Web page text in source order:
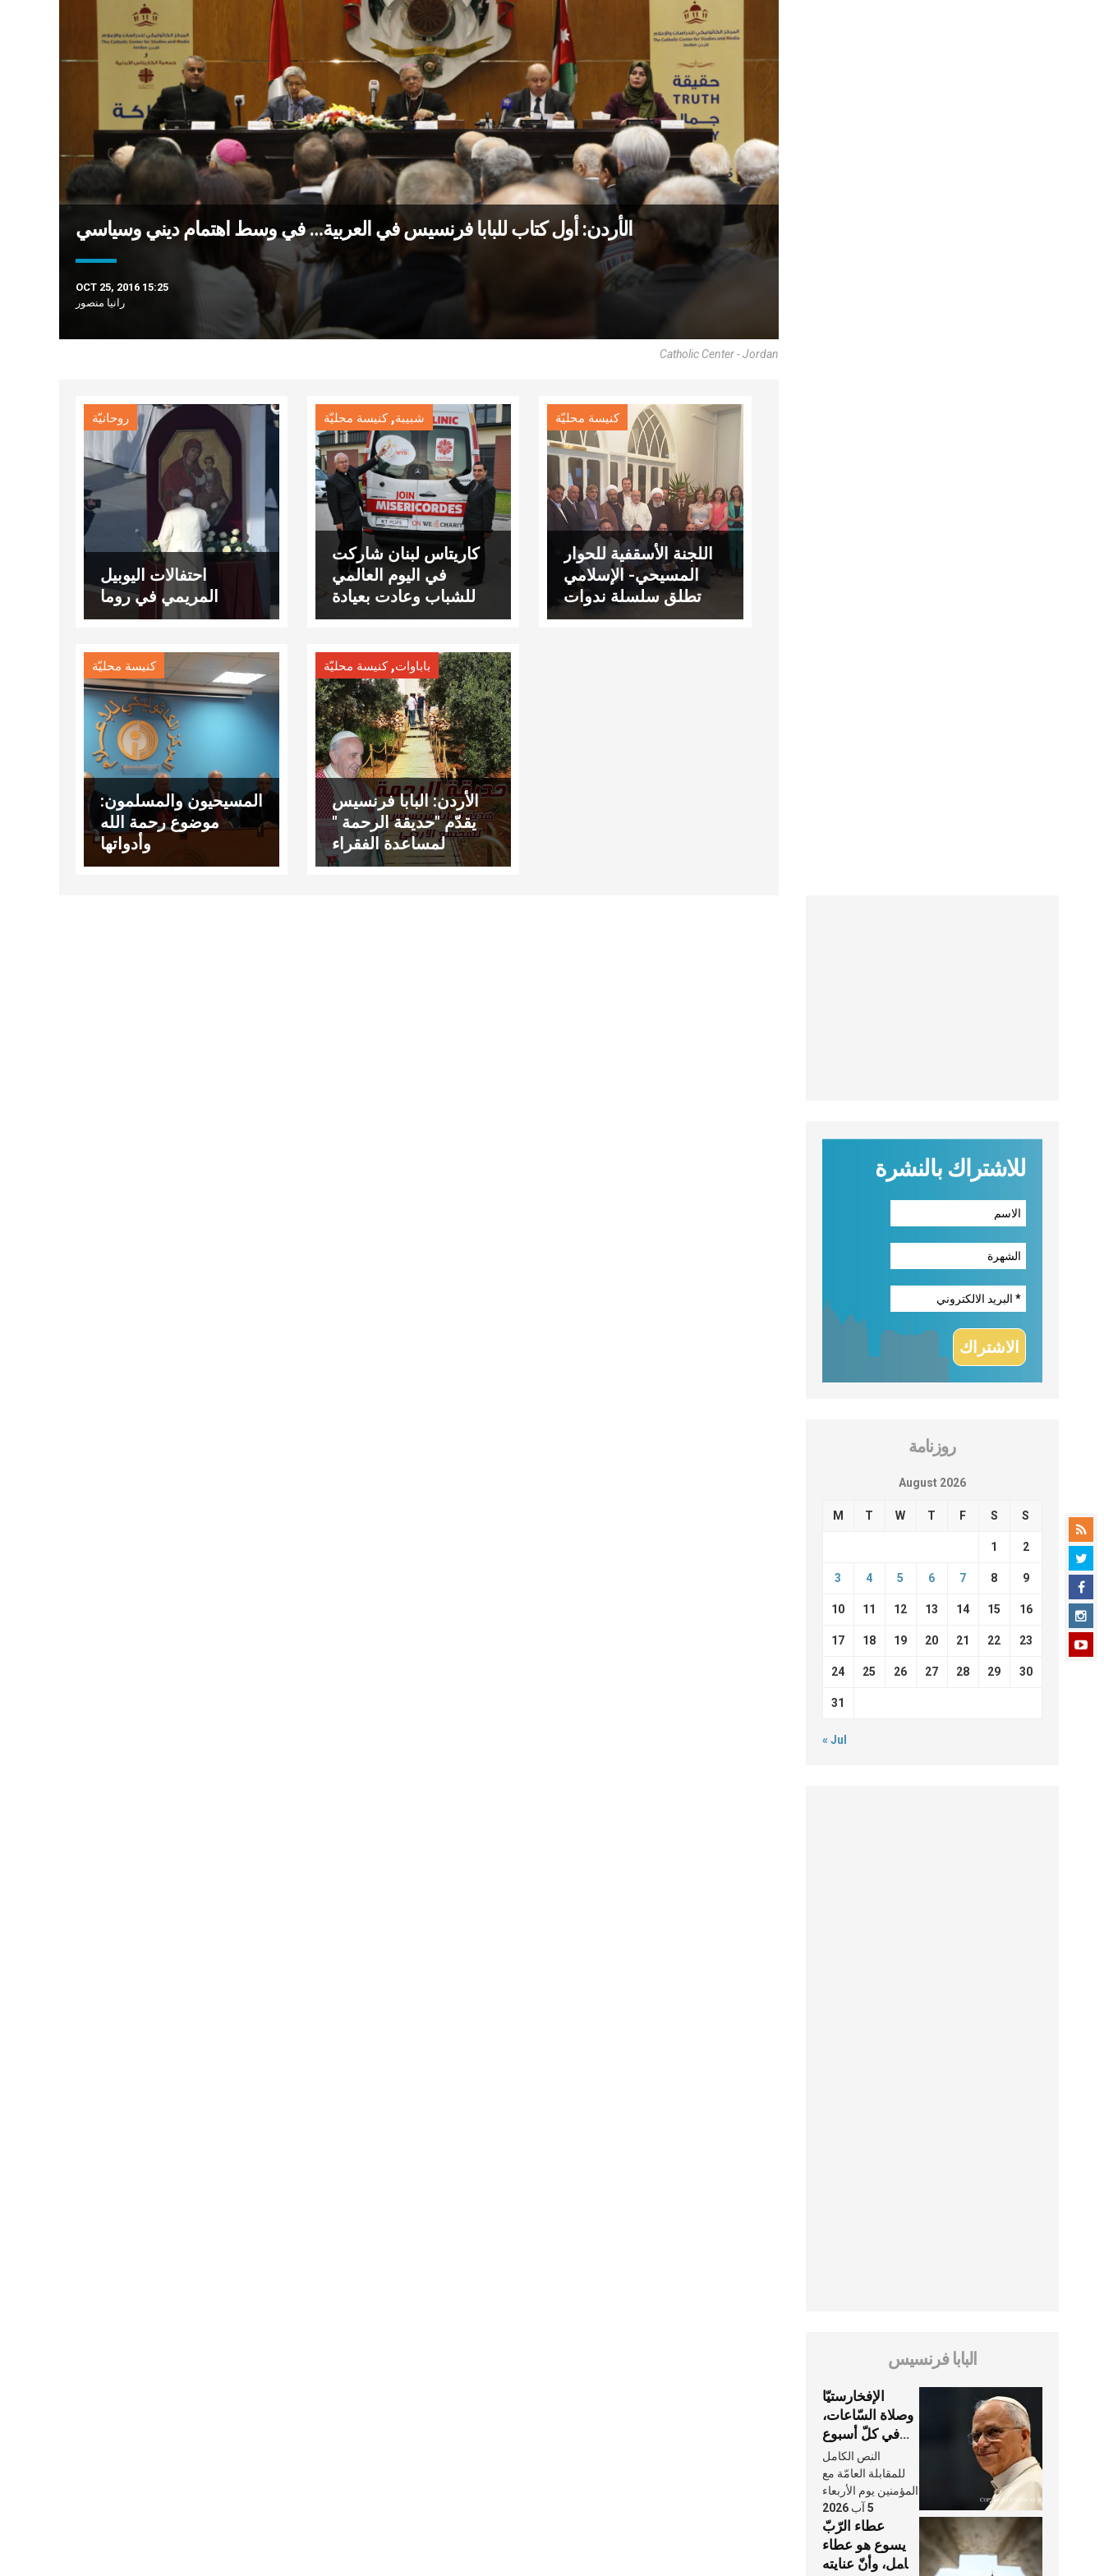
الأردن: أول كتاب للبابا فرنسيس في العربية… في وسط اهتمام ديني وسياسي
OCT 25, 2016 15:25
رانيا منصور
Catholic Center - Jordan
روحانيّة
احتفالات اليوبيل
المريمي في روما
شبيبة,كنيسة محليّة
كاريتاس لبنان شاركت
في اليوم العالمي
للشباب وعادت بعيادة
جوالة للبنانيين
كنيسة محليّة
اللجنة الأسقفية للحوار
المسيحي- الإسلامي
تطلق سلسلة ندوات
عن الرحمة في
كنيسة محليّة
المسيحيون والمسلمون:
موضوع رحمة الله
وأدواتها
باباوات,كنيسة محليّة
الأردن: البابا فرنسيس
يقدّم "حديقة الرحمة "
لمساعدة الفقراء
واللاجئين في المملكة
للاشتراك بالنشرة
روزنامة
August 2026
M T W T F S S
1 2
3 4 5 6 7 8 9
10 11 12 13 14 15 16
17 18 19 20 21 22 23
24 25 26 27 28 29 30
31
« Jul
البابا فرنسيس
الإفخارستيّا
وصلاة السّاعات،
في كلّ أسبوع
وكلّ يوم، هما
النَّفَس في حياة
الكنيسة
النص الكامل
للمقابلة العامّة مع
المؤمنين يوم الأربعاء
5 آب 2026
عطاء الرّبّ
يسوع هو عطاء
شامل، وأنّ عنايته